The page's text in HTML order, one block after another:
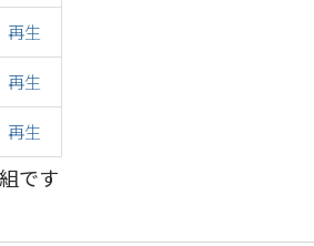
再生
再生
再生
です